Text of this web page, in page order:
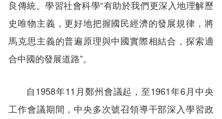
良傳統。學習社會科學“有助於我們更深入地理解歷
史唯物主義，更好地把握國民經濟的發展規律，將
馬克思主義的普遍原理與中國實際相結合，探索適
合中國的發展道路”。
自1958年11月鄭州會議起，至1961年6月中央
工作會議期間，中央多次號召領導干部深入學習政